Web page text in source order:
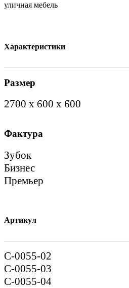
уличная мебель
Характеристики
Размер
2700 х 600 х 600
Фактура
Зубок
Бизнес
Премьер
Артикул
С-0055-02
С-0055-03
С-0055-04